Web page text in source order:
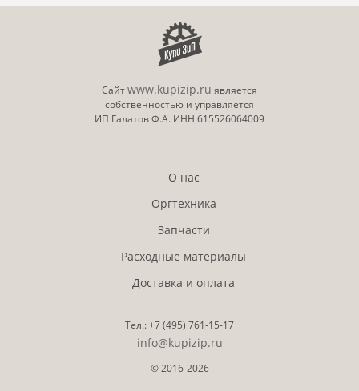
Сайтwww.kupizip.ru является
собственностью и управляется
ИП Галатов Ф.А. ИНН 615526064009
О нас
Оргтехника
Запчасти
Расходные материалы
Доставка и оплата
Тел.:+7 (495) 761-15-17
info@kupizip.ru
© 2016-2026